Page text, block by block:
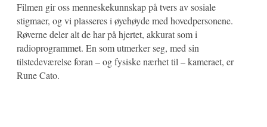
Filmen gir oss menneskekunnskap på tvers av sosiale
stigmaer, og vi plasseres i øyehøyde med hovedpersonene.
Røverne deler alt de har på hjertet, akkurat som i
radioprogrammet. En som utmerker seg, med sin
tilstedeværelse foran – og fysiske nærhet til – kameraet, er
Rune Cato.